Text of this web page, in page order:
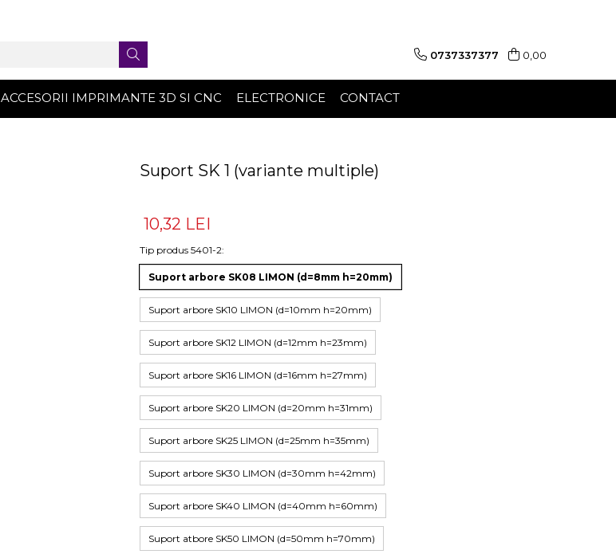
0737337377 0,00
ACCESORII IMPRIMANTE 3D SI CNC ELECTRONICE CONTACT
Suport SK 1 (variante multiple)
10,32 LEI
Tip produs 5401-2:
Suport arbore SK08 LIMON (d=8mm h=20mm)
Suport arbore SK10 LIMON (d=10mm h=20mm)
Suport arbore SK12 LIMON (d=12mm h=23mm)
Suport arbore SK16 LIMON (d=16mm h=27mm)
Suport arbore SK20 LIMON (d=20mm h=31mm)
Suport arbore SK25 LIMON (d=25mm h=35mm)
Suport arbore SK30 LIMON (d=30mm h=42mm)
Suport arbore SK40 LIMON (d=40mm h=60mm)
Suport atbore SK50 LIMON (d=50mm h=70mm)